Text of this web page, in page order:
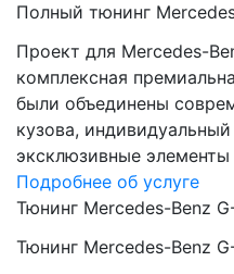
Полный тюнинг
Проект для Mercedes-
комплексная
были объединены
кузова,
эксклюзивные
Подробнее об услуге
Тюнинг Mercedes-Benz
Тюнинг Mercedes-Benz